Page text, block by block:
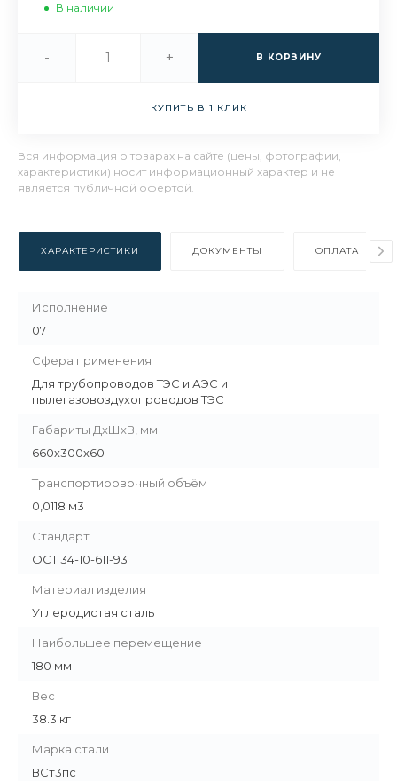
В наличии
- + В КОРЗИНУ
КУПИТЬ В 1 КЛИК
Вся информация о товарах на сайте (цены, фотографии,
характеристики) носит информационный характер и не
является публичной офертой.
ХАРАКТЕРИСТИКИ ДОКУМЕНТЫ ОПЛАТА
Исполнение
07
Сфера применения
Для трубопроводов ТЭС и АЭС и
пылегазовоздухопроводов ТЭС
Габариты ДхШхВ, мм
660х300х60
Транспортировочный объём
0,0118 м3
Стандарт
ОСТ 34-10-611-93
Материал изделия
Углеродистая сталь
Наибольшее перемещение
180 мм
Вес
38.3 кг
Марка стали
ВСт3пс